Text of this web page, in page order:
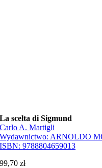
La scelta di Sigmund
Carlo A. Martigli
Wydawnictwo: ARNOLDO
ISBN:9788804659013
99,70zł